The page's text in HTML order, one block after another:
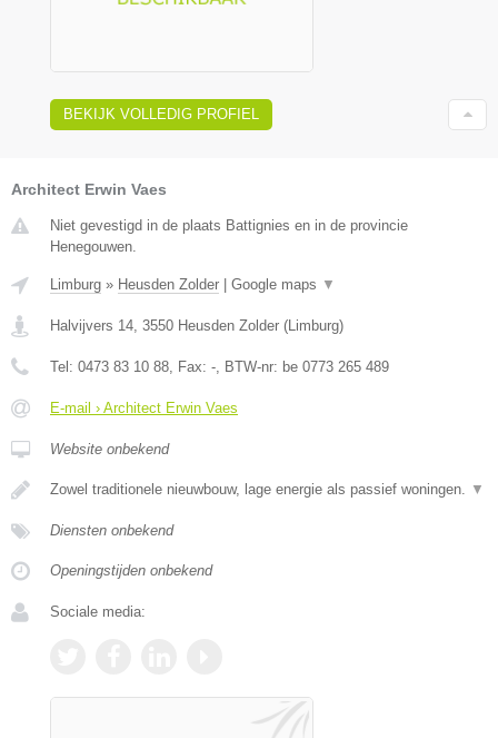
BEKIJK VOLLEDIG PROFIEL
Architect Erwin Vaes
Niet gevestigd in de plaats Battignies en in de provincie
Henegouwen.
Limburg » Heusden Zolder Google maps ▼
Halvijvers 14, 3550 Heusden Zolder (Limburg)
Tel: 0473 83 10 88, Fax: -, BTW-nr: be 0773 265 489
E-mail › Architect Erwin Vaes
Website onbekend
Zowel traditionele nieuwbouw, lage energie als passief woningen. ▼
Diensten onbekend
Openingstijden onbekend
Sociale media: